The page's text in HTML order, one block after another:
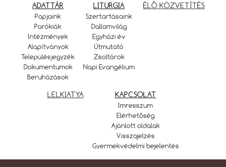
ADATTÁR
Papjaink
Parókiák
Intézmények
Alapítványok
Településjegyzék
Dokumentumok
Beruházások
LITURGIA
Szertartásaink
Dallamvilág
Egyházi év
Útmutató
Zsoltárok
Napi Evangélium
ÉLŐ KÖZVETÍTÉS
LELKIATYA KAPCSOLAT
Imresszum
Elérhetőség
Ajánlott oldalak
Visszajelzés
Gyermekvédelmi bejelentés